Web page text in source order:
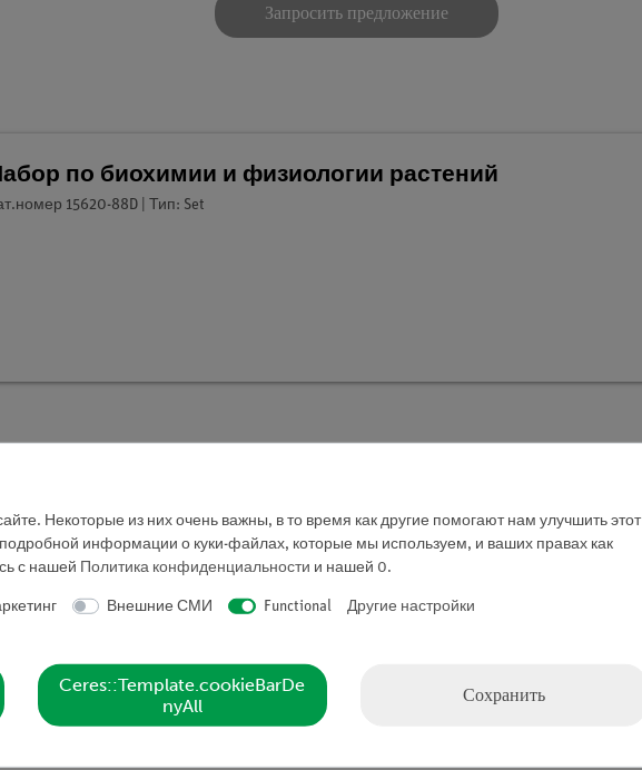
Запросить предложение
по биохимии и физиологии растений
15620-88D | Тип: Set
очередь, вызывает повышение давления.
растения определяется при измерении
так и в темноте.
Некоторые из них очень важны, в то время как другие помогают нам улучшить этот
информации о куки-файлах, которые мы используем, и ваших правах как
с нашей Политика конфиденциальности и нашей 0.
Внешние СМИ Functional Другие настройки
Ceres::Template.cookieBarDe
nyAll
Сохранить